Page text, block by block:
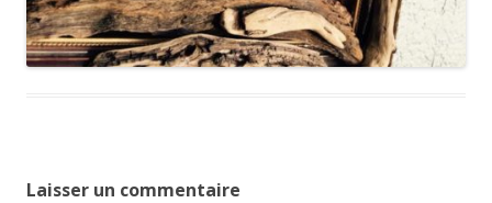
Laisser un commentaire